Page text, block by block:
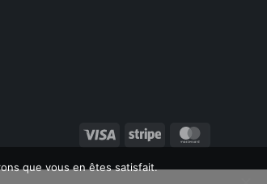
Visa Stripe
que vous en êtes satisfait.